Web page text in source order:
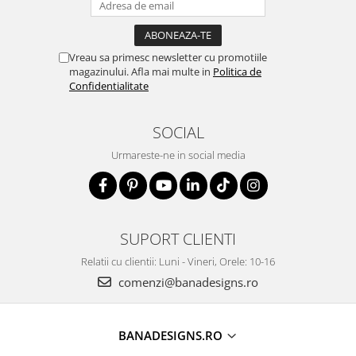
✔ Personalizare: alege inițiala dorită
✔ Design: minimalist, feminin, rafinat
✔ Ambalare: elegantă, gata pentru a fi oferită
cadou
✔ La cerere: lungimea lanțului poate fi ajustată
Vreau sa primesc newsletter cu promotiile
magazinului. Afla mai multe in Politica de
Confidentialitate
SOCIAL
Urmareste-ne in social media
SUPORT CLIENTI
Relatii cu clientii: Luni - Vineri, Orele: 10-16
comenzi@banadesigns.ro
BANADESIGNS.RO